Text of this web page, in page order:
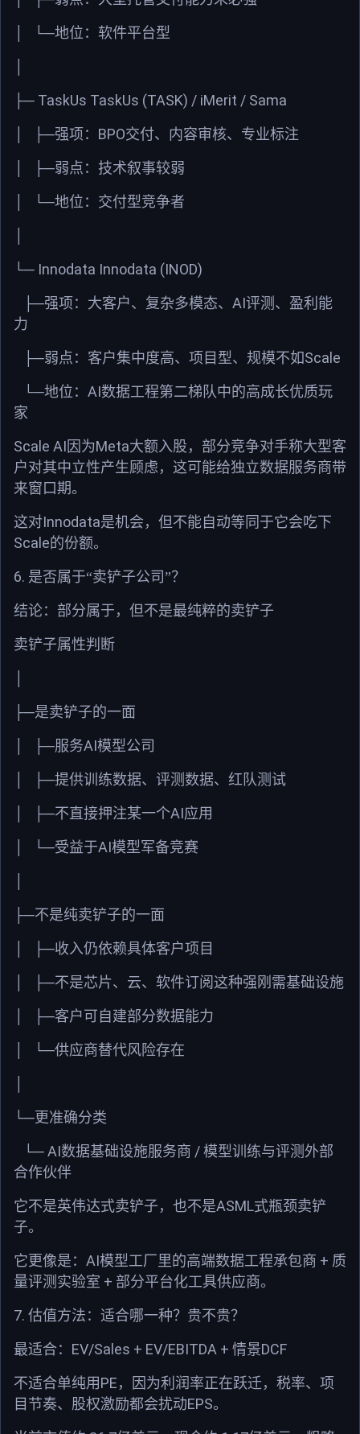
└─地位：软件平台型
├─ TaskUs TaskUs (TASK) / iMerit / Sama
├─强项： BPO交付、内容审核、专业标注
├─弱点：技术叙事较弱
└─地位：交付型竞争者
└─ Innodata Innodata (INOD)
├─强项：大客户、复杂多模态、 AI评测、盈利能
力
├─弱点：客户集中度高、项目型、规模不如Scale
└─地位： AI数据工程第二梯队中的高成长优质玩
家
Scale AI 因为Meta大额入股，部分竞争对手称大型客
户对其中立性产生顾虑，这可能给独立数据服务商带
来窗口期。
这对Innodata是机会，但不能自动等同于它会吃下
Scale的份额。
6. 是否属于“卖铲子公司”？
结论：部分属于，但不是最纯粹的卖铲子
卖铲子属性判断
├─是卖铲子的一面
├─服务AI模型公司
├─提供训练数据、评测数据、红队测试
├─不直接押注某一个AI应用
└─受益于AI模型军备竞赛
├─不是纯卖铲子的一面
├─收入仍依赖具体客户项目
├─不是芯片、云、软件订阅这种强刚需基础设施
├─客户可自建部分数据能力
└─供应商替代风险存在
└─更准确分类
└─ AI数据基础设施服务商 / 模型训练与评测外部
合作伙伴
它不是英伟达式卖铲子，也不是ASML式瓶颈卖铲
子。
它更像是： AI模型工厂里的高端数据工程承包商 + 质
量评测实验室 + 部分平台化工具供应商。
7. 估值方法：适合哪一种？贵不贵？
最适合： EV/Sales + EV/EBITDA + 情景DCF
不适合单纯用 PE ，因为利润率正在跃迁，税率、项
目节奏、股权激励都会扰动EPS。